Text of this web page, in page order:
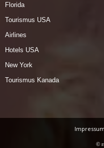
Florida
Tourismus USA
Airlines
Hotels USA
New York
Tourismus Kanada
Impressum
©